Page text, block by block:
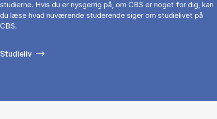
studierne. Hvis du er nysgerrig på, om CBS er noget for dig, kan
du læse hvad nuværende studerende siger om studielivet på
CBS.
Studieliv